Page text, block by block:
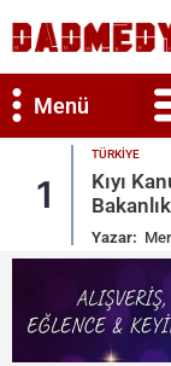
Menü
Kanunu
Denetimi
Meryem Aktemur